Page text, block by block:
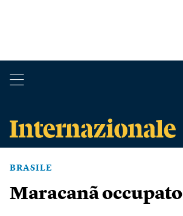
BRASILE
Maracanã occupato